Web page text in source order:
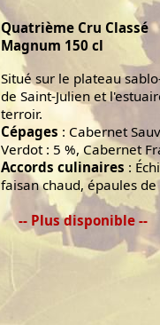
Quatrième Cru Classé
Magnum 150 cl
Situé sur le plateau
de Saint-Julien et
terroir.
Cépages : Cabernet
Verdot : 5 %, Cabernet
Accords culinaires :
faisan chaud, épaules
-- Plus disponible --